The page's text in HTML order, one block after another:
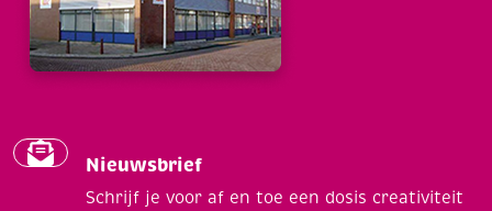
Nieuwsbrief
Schrijf je voor af en toe een dosis creativiteit